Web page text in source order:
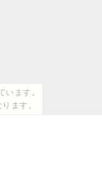
ます。
ます。